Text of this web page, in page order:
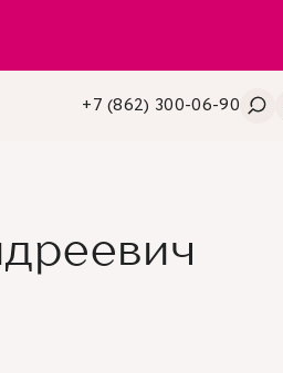
+7 (862) 300-06-90